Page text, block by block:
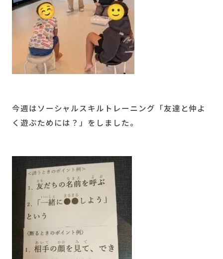
今週はソーシャルスキルトレーニング「友達と仲よ
く遊ぶためには？」をしました。